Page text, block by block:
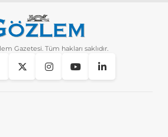
nasıl temizlenir?
Gazetesi. Tüm hakları saklıdır.